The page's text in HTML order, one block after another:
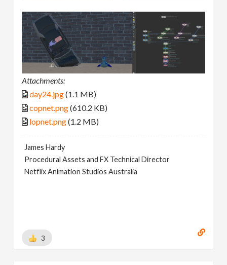
Attachments:
day24.jpg(1.1 MB)
copnet.png(610.2 KB)
lopnet.png(1.2 MB)
James Hardy
Procedural Assets and FX Technical Director
Netflix Animation Studios Australia
3